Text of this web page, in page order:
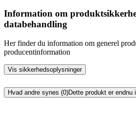
Information om
databehandling
Her finder du information om generel
producentinformation
Vis sikkerhedsoplysninger
Hvad andre synes (0)Dette produkt er